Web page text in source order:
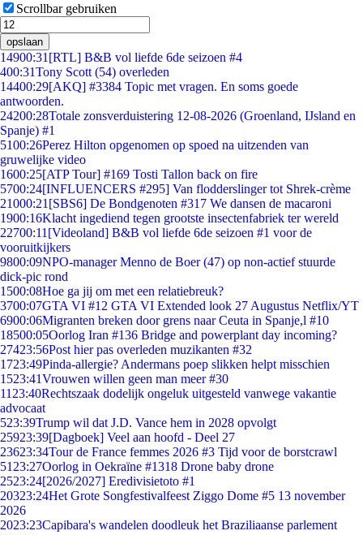
Scrollbar gebruiken
opslaan
14900:31 [RTL] B&B vol liefde 6de seizoen #4
400:31Tony Scott (54) overleden
14400:29[AKQ] #3384 Topic met vragen. En soms goede
antwoorden.
24200:28Totale zonsverduistering 12-08-2026 (Groenland, IJsland en
Spanje) #1
5100:26Perez Hilton opgenomen op spoed na uitzenden van
gruwelijke video
1600:25[ATP Tour] #169 Tosti Tallon back on fire
5700:24[INFLUENCERS #295] Van flodderslinger tot Shrek-crème
21000:21 [SBS6] De Bondgenoten #317 We dansen de macaroni
1900:16Klacht ingediend tegen grootste insectenfabriek ter wereld
22700:11 [Videoland] B&B vol liefde 6de seizoen #1 voor de
vooruitkijkers
9800:09NPO-manager Menno de Boer (47) op non-actief stuurde
dick-pic rond
1500:08Hoe ga jij om met een relatiebreuk?
3700:07GTA VI #12 GTA VI Extended look 27 Augustus Netflix/YT
6900:06Migranten breken door grens naar Ceuta in Spanje,l #10
18500:05Oorlog Iran #136 Bridge and powerplant day incoming?
27423:56Post hier pas overleden muzikanten #32
1723:49Pinda-allergie? Andermans poep slikken helpt misschien
1523:41Vrouwen willen geen man meer #30
11 23:40Rechtszaak dodelijk ongeluk uitgesteld vanwege vakantie
advocaat
523:39Trump wil dat J.D. Vance hem in 2028 opvolgt
25923:39[Dagboek] Veel aan hoofd - Deel 27
23623:34Tour de France femmes 2026 #3 Tijd voor de borstcrawl
51 23:27Oorlog in Oekraïne #1318 Drone baby drone
2523:24[2026/2027] Eredivisietoto #1
20323:24Het Grote Songfestivalfeest Ziggo Dome #5 13 november
2026
2023:23Capibara's wandelen doodleuk het Braziliaanse parlement